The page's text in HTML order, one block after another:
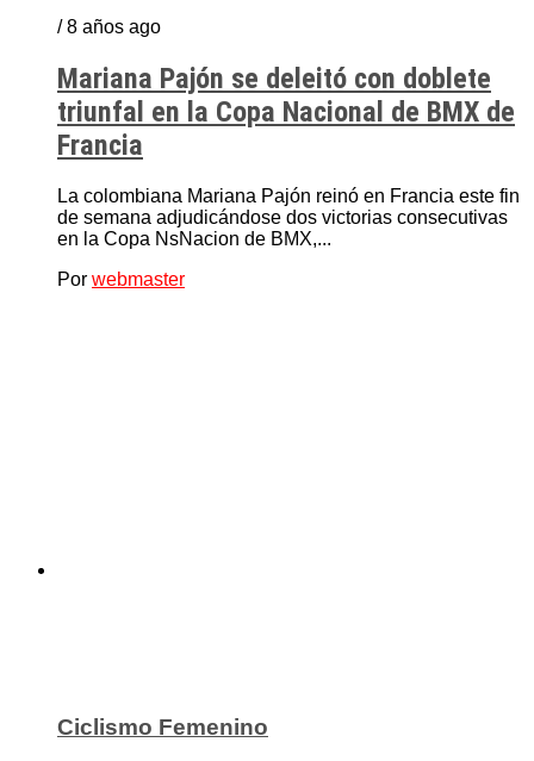
/ 8 años ago
Mariana Pajón se deleitó con doblete
triunfal en la Copa Nacional de BMX de
Francia
La colombiana Mariana Pajón reinó en Francia este fin
de semana adjudicándose dos victorias consecutivas
en la Copa NsNacion de BMX,...
Por webmaster
Ciclismo Femenino